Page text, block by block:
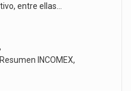
entre ellas…
,
Resumen INCOMEX,